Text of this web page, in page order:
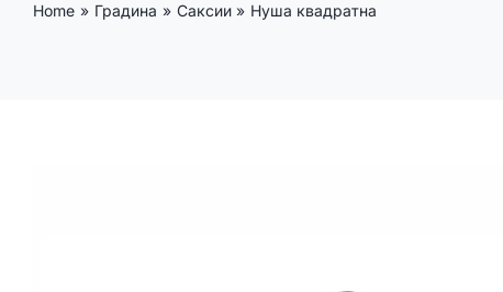
Home Градина Саксии Нуша квадратна